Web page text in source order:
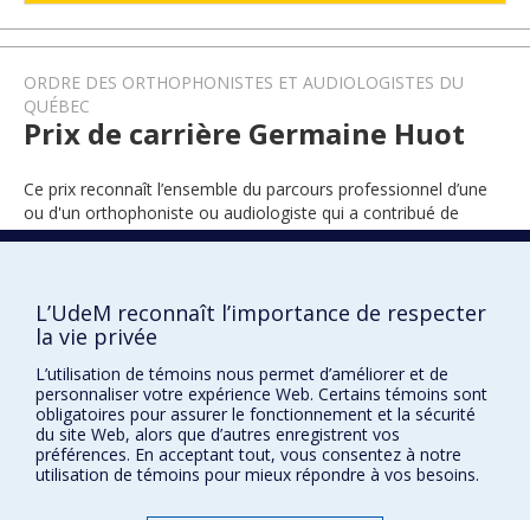
ORDRE DES ORTHOPHONISTES ET AUDIOLOGISTES DU
QUÉBEC
Prix de carrière Germaine Huot
Ce prix reconnaît l’ensemble du parcours professionnel d’une
ou d'un orthophoniste ou audiologiste qui a contribué de
façon significative à l’avancement de la profession.
2005
L’UdeM reconnaît l’importance de respecter
la vie privée
L’utilisation de témoins nous permet d’améliorer et de
personnaliser votre expérience Web. Certains témoins sont
obligatoires pour assurer le fonctionnement et la sécurité
du site Web, alors que d’autres enregistrent vos
préférences. En acceptant tout, vous consentez à notre
utilisation de témoins pour mieux répondre à vos besoins.